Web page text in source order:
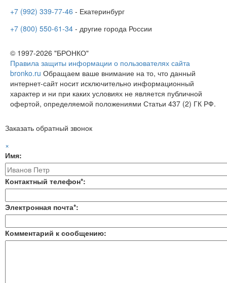
+7 (992) 339-77-46 - Екатеринбург
+7 (800) 550-61-34 - другие города России
© 1997-2026 "БРОНКО"
Правила защиты информации о пользователях сайта
bronko.ru Обращаем ваше внимание на то, что данный
интернет-сайт носит исключительно информационный
характер и ни при каких условиях не является публичной
офертой, определяемой положениями Статьи 437 (2) ГК РФ.
Заказать обратный звонок
×
Имя:
Контактный телефон*:
Электронная почта*:
Комментарий к сообщению: